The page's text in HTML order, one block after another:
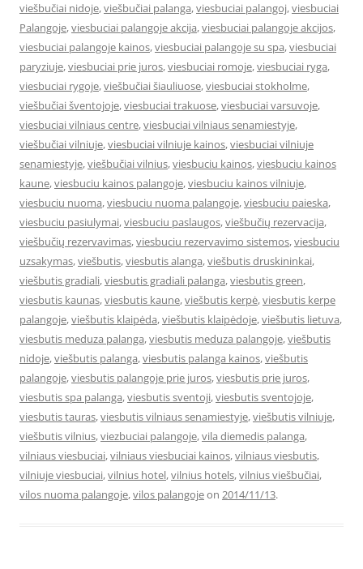
viešbučiai nidoje,viešbučiai palanga,viesbuciai palangoj,viesbuciai
Palangoje,viesbuciai palangoje akcija,viesbuciai palangoje akcijos,
viesbuciai palangoje kainos,viesbuciai palangoje su spa,viesbuciai
paryziuje,viesbuciai prie juros,viesbuciai romoje,viesbuciai ryga,
viesbuciai rygoje,viešbučiai šiauliuose,viesbuciai stokholme,
viešbučiai šventojoje,viesbuciai trakuose,viesbuciai varsuvoje,
viesbuciai vilniaus centre,viesbuciai vilniaus senamiestyje,
viešbučiai vilniuje,viesbuciai vilniuje kainos,viesbuciai vilniuje
senamiestyje,viešbučiai vilnius,viesbuciu kainos,viesbuciu kainos
kaune,viesbuciu kainos palangoje,viesbuciu kainos vilniuje,
viesbuciu nuoma,viesbuciu nuoma palangoje,viesbuciu paieska,
viesbuciu pasiulymai,viesbuciu paslaugos,viešbučių rezervacija,
viešbučių rezervavimas,viesbuciu rezervavimo sistemos,viesbuciu
uzsakymas,viešbutis,viesbutis alanga,viešbutis druskininkai,
viešbutis gradiali,viesbutis gradiali palanga,viesbutis green,
viesbutis kaunas,viesbutis kaune,viešbutis kerpė,viesbutis kerpe
palangoje,viešbutis klaipėda,viešbutis klaipėdoje,viešbutis lietuva,
viesbutis meduza palanga,viesbutis meduza palangoje,viešbutis
nidoje,viešbutis palanga,viesbutis palanga kainos,viešbutis
palangoje,viesbutis palangoje prie juros,viesbutis prie juros,
viesbutis spa palanga,viesbutis sventoji,viesbutis sventojoje,
viesbutis tauras,viesbutis vilniaus senamiestyje,viešbutis vilniuje,
viešbutis vilnius,viezbuciai palangoje,vila diemedis palanga,
vilniaus viesbuciai,vilniaus viesbuciai kainos,vilniaus viesbutis,
vilniuje viesbuciai,vilnius hotel,vilnius hotels,vilnius viešbučiai,
vilos nuoma palangoje,vilos palangojeon 2014/11/13.